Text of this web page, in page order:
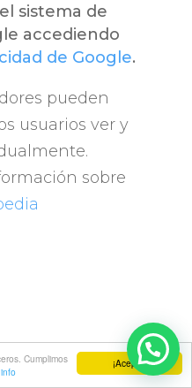
¡Acepto!
Cumplimos
sistema de
accediendo
de Google.
pueden
usuarios ver y
sobre
también web